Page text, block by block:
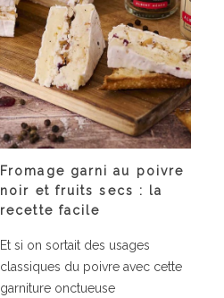
Fromage garni au poivre
noir et fruits secs : la
recette facile
Et si on sortait des usages
classiques du poivre avec cette
garniture onctueuse